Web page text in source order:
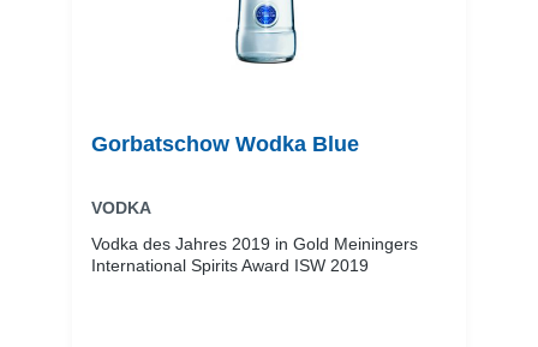
Gorbatschow Wodka Blue
VODKA
Vodka des Jahres 2019 in Gold Meiningers
International Spirits Award ISW 2019